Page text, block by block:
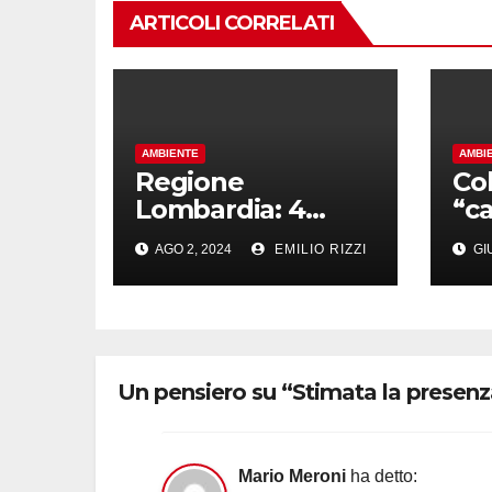
ARTICOLI CORRELATI
AMBIENTE
Regione
Lombardia: 4
Milioni per il
Recupero e
Ampliamento
AGO 2, 2024 EMILIO RIZZI
Un pensiero su “Stimata la
Mario Meroni ha detto: